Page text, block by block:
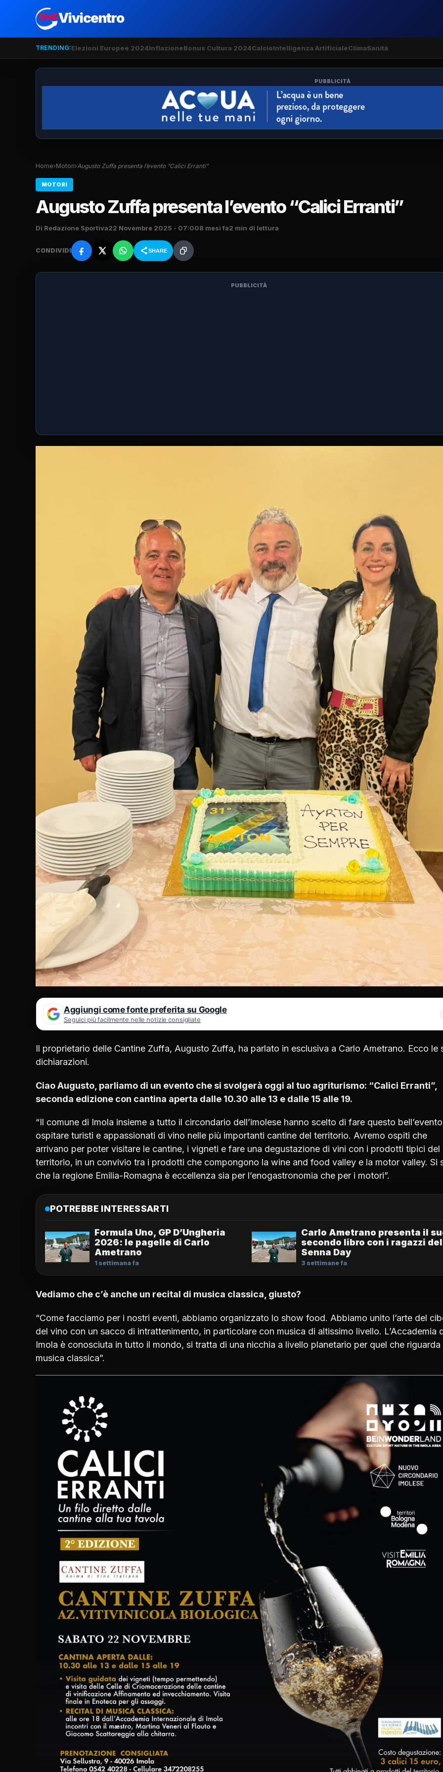
Vivicentro
TRENDING:Elezioni Europee 2024InflazioneBonus Cultura 2024CalcioIntelligenza ArtificialeClimaSanità
PUBBLICITÀ
Home›Motori›Augusto Zuffa presenta l’evento “Calici Erranti”
MOTORI
Augusto Zuffa presenta l’evento “Calici Erranti”
Di Redazione Sportiva22 Novembre 2025 - 07:008 mesi fa2 min di lettura
CONDIVIDI SHARE
PUBBLICITÀ
Aggiungi come fonte preferita su Google
Seguici più facilmente nelle notizie consigliate
Il proprietario delle Cantine Zuffa, Augusto Zuffa, ha parlato in esclusiva a Carlo Ametrano. Ecco le
dichiarazioni.
Ciao Augusto, parliamo di un evento che si svolgerà oggi al tuo agriturismo: “Calici Erranti”,
seconda edizione con cantina aperta dalle 10.30 alle 13 e dalle 15 alle 19.
“Il comune di Imola insieme a tutto il circondario dell’imolese hanno scelto di fare questo
ospitare turisti e appassionati di vino nelle più importanti cantine del territorio. Avremo ospiti che
arrivano per poter visitare le cantine, i vigneti e fare una degustazione di vini con i prodotti tipici del
territorio, in un convivio tra i prodotti che compongono la wine and food valley e la motor valley. Si
che la regione Emilia-Romagna è eccellenza sia per l’enogastronomia che per i motori”.
POTREBBE INTERESSARTI
Formula Uno, GP D’Ungheria
2026: le pagelle di Carlo
Ametrano
1 settimana fa
Carlo Ametrano presenta il
secondo libro con i ragazzi del
Senna Day
3 settimane fa
Vediamo che c’è anche un recital di musica classica, giusto?
“Come facciamo per i nostri eventi, abbiamo organizzato lo show food. Abbiamo unito l’arte del
del vino con un sacco di intrattenimento, in particolare con musica di altissimo livello. L’Accademia
Imola è conosciuta in tutto il mondo, si tratta di una nicchia a livello planetario per quel che riguarda
musica classica”.